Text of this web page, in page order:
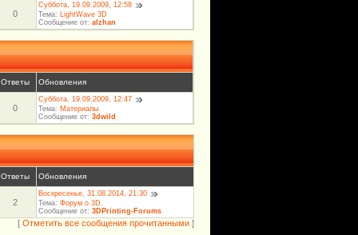
0
Суббота, 19.09.2009, 12:58
Тема: LightWave 3D
Сообщение от: alzhan
Ответы Обновления
0
Суббота, 19.09.2009, 12:47
Тема: Материалы
Сообщение от: 3dwild
Ответы Обновления
2
Воскресенье, 31.08.2014, 21:30
Тема: Форум о 3D.
Сообщение от: 3DPrinting-Forums
[ Отметить все сообщения прочитанными ]